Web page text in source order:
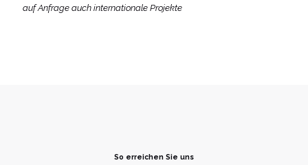
auf Anfrage auch internationale Projekte
So erreichen Sie uns